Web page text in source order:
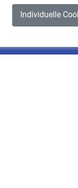
Individuelle